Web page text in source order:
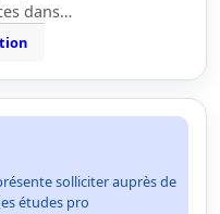
dans…
solliciter auprès de
études pro